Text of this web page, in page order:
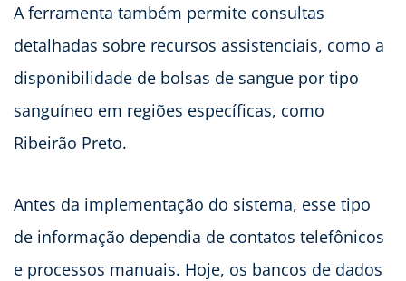
A ferramenta também permite consultas
detalhadas sobre recursos assistenciais, como a
disponibilidade de bolsas de sangue por tipo
sanguíneo em regiões específicas, como
Ribeirão Preto.
Antes da implementação do sistema, esse tipo
de informação dependia de contatos telefônicos
e processos manuais. Hoje, os bancos de dados